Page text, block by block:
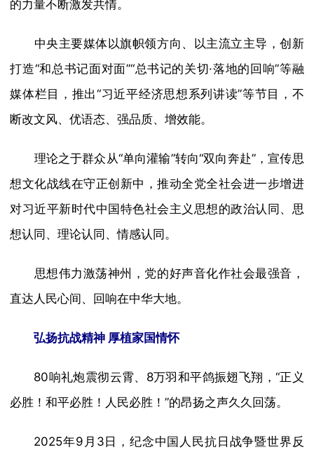
的力量不断激发共情。
中央主要媒体以旗帜领方向、以主流立主导，创新
打造“和总书记面对面”“总书记的关切·落地的回响”等融
媒体栏目，推出“习近平经济思想系列讲读”等节目，不
断改文风、优语态、强品质、增效能。
理论之于群众从“单向灌输”转向“双向奔赴”，宣传思
想文化战线在守正创新中，推动全党全社会进一步增进
对习近平新时代中国特色社会主义思想的政治认同、思
想认同、理论认同、情感认同。
思想伟力激荡神州，党的好声音化作社会最强音，
直达人民心间、回响在中华大地。
弘扬抗战精神 厚植家国情怀
80响礼炮震彻云霄、8万羽和平鸽振翅飞翔，“正义
必胜！和平必胜！人民必胜！”的昂扬之声久久回荡。
2025年9月3日，纪念中国人民抗日战争暨世界反